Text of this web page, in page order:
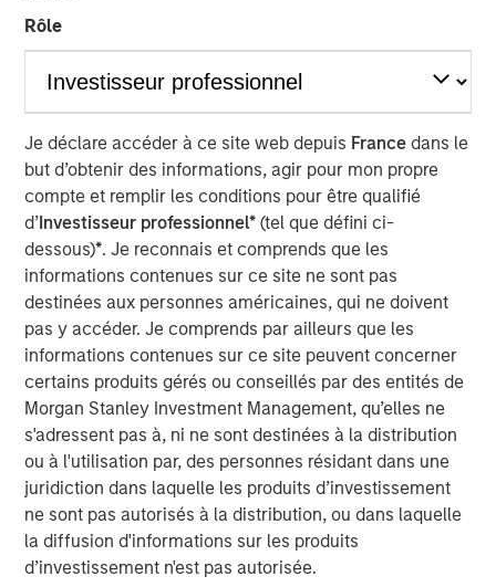
Rôle
Je déclare accéder à ce site web depuis France dans le
but d’obtenir des informations, agir pour mon propre
compte et remplir les conditions pour être qualifié
d’Investisseur professionnel*(tel que défini ci-
dessous)*. Je reconnais et comprends que les
informations contenues sur ce site ne sont pas
destinées aux personnes américaines, qui ne doivent
pas y accéder. Je comprends par ailleurs que les
informations contenues sur ce site peuvent concerner
certains produits gérés ou conseillés par des entités de
Morgan Stanley Investment Management, qu’elles ne
s'adressent pas à, ni ne sont destinées à la distribution
ou à l'utilisation par, des personnes résidant dans une
juridiction dans laquelle les produits d’investissement
ne sont pas autorisés à la distribution, ou dans laquelle
la diffusion d'informations sur les produits
d’investissement n'est pas autorisée.
communities from Harrison Street, one of the leading
alternative real assets with approximately $56 billion in
assets under management. The portfolio, which
Brightview originally developed, is comprised of 1,186
units across the Baltimore, Philadelphia, Providence and
Boston metropolitan areas. Brightview will continue to
operate the communities.
“We are pleased to acquire this high-quality portfolio of
senior housing communities that have demonstrated a
track record of strong operational performance,” said Will
Milam, Head of U.S. Investments at Morgan Stanley Real
Estate Investing. “Aging demographics, notably the
accelerating growth in the 70- to 85-year-old age group,
coupled with Brightview’s 25 years of providing excellent
care for their residents make this an attractive investment
for our investor clients.”
”We are excited to partner with MSREI as we remain
committed to being a great place to work for our
associates and a great place to live for our residents,”